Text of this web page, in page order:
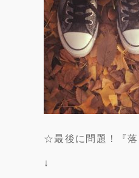
☆最後に問題！『落
↓